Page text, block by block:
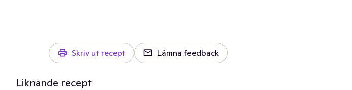
Skriv ut recept Lämna feedback
Liknande recept